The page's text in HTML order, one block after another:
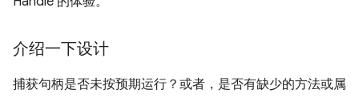
介绍一下设计
捕获句柄是否未按预期运行？或者，是否有缺少的方法或属